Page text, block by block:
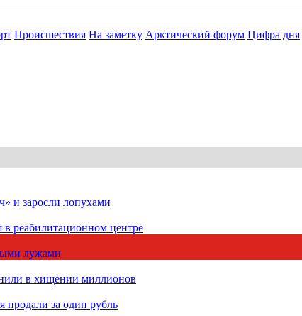
Происшествия На заметку Арктический форум Цифра дня
и заросли лопухами
реабилитационном центре
лужами
в хищении миллионов
продали за один рубль